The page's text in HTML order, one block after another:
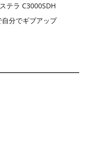
テラ C3000SDH
分でギブアップ